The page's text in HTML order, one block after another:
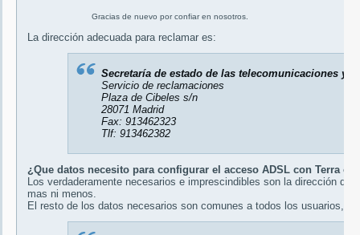
Gracias de nuevo por confiar en nosotros.
La dirección adecuada para reclamar es:
Secretaría de estado de las telecomunicaciones y
Servicio de reclamaciones
Plaza de Cibeles s/n
28071 Madrid
Fax: 913462323
Tlf: 913462382
¿Que datos necesito para configurar el acceso ADSL con Terra o
Los verdaderamente necesarios e imprescindibles son la dirección
mas ni menos.
El resto de los datos necesarios son comunes a todos los usuarios,